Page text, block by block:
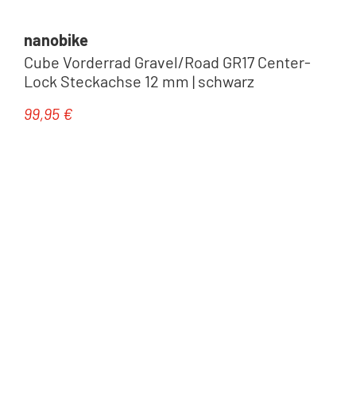
nanobike
Cube Vorderrad Gravel/Road GR17 Center-
Lock Steckachse 12 mm | schwarz
Regulärer Preis:
99,95 €